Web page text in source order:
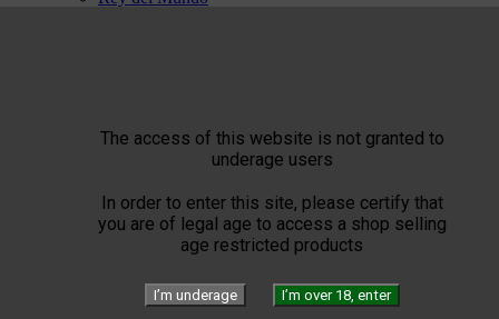
The access of this website is not granted to
underage users
In order to enter this site, please certify that
you are of legal age to access a shop selling
age restricted products
I’m underage I’m over 18, enter
  The Art of Fire
Windproof
Flammes Double
The Art of Leather
The Art of Accessories
The Art of Limited Edition
SPECIAL ST DUPONT